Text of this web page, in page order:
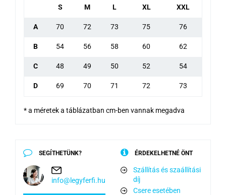
S M L XL XXL
A 70 72 73 75 76
B 54 56 58 60 62
C 48 49 50 52 54
D 69 70 71 72 73
* a méretek a táblázatban cm-ben vannak megadva
SEGÍTHETÜNK?
info@legyferfi.hu
ÉRDEKELHETNÉ ÖNT
Szállítás és szaállítási
díj
Csere esetében